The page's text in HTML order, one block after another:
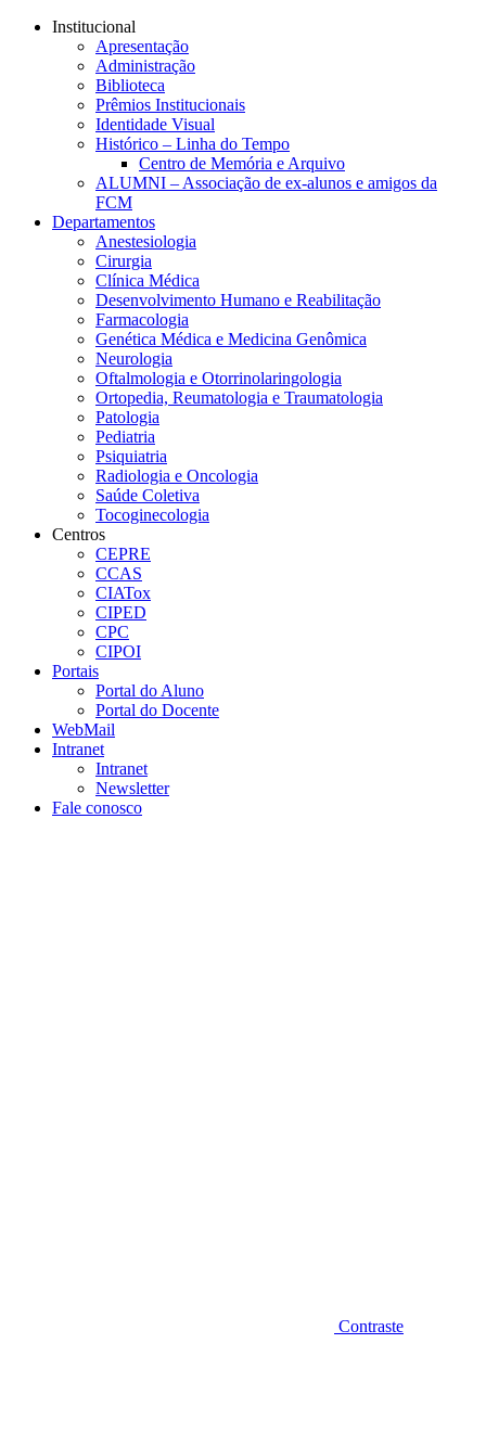
Conteúdo principal
Institucional
Apresentação
Administração
Biblioteca
Prêmios Institucionais
Identidade Visual
Histórico – Linha do Tempo
Centro de Memória e Arquivo
ALUMNI – Associação de ex-alunos e amigos da
FCM
Departamentos
Anestesiologia
Cirurgia
Clínica Médica
Desenvolvimento Humano e Reabilitação
Farmacologia
Genética Médica e Medicina Genômica
Neurologia
Oftalmologia e Otorrinolaringologia
Ortopedia, Reumatologia e Traumatologia
Patologia
Pediatria
Psiquiatria
Radiologia e Oncologia
Saúde Coletiva
Tocoginecologia
Centros
CEPRE
CCAS
CIATox
CIPED
CPC
CIPOI
Portais
Portal do Aluno
Portal do Docente
WebMail
Intranet
Intranet
Newsletter
Fale conosco
Contraste